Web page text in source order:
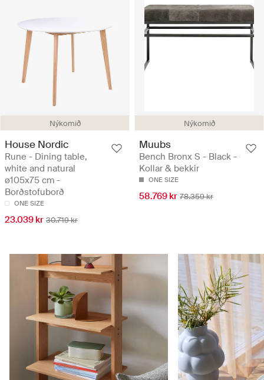
Nýkomið
House Nordic
Rune - Dining table,
white and natural
ø105x75 cm -
Borðstofuborð
ONE SIZE
23.039 kr 30.719 kr
Nýkomið
Muubs
Bench Bronx S - Black -
Kollar & bekkir
ONE SIZE
58.769 kr 78.359 kr